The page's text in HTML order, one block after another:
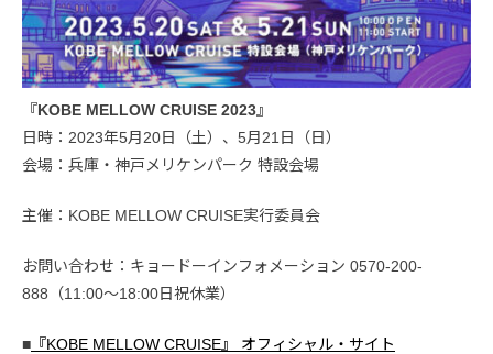
『KOBE MELLOW CRUISE 2023』
日時：2023年5月20日（土）、5月21日（日）
会場：兵庫・神戸メリケンパーク 特設会場
主催：KOBE MELLOW CRUISE実行委員会
お問い合わせ：キョードーインフォメーション 0570-200-
888（11:00～18:00日祝休業）
■ 『KOBE MELLOW CRUISE』 オフィシャル・サイト